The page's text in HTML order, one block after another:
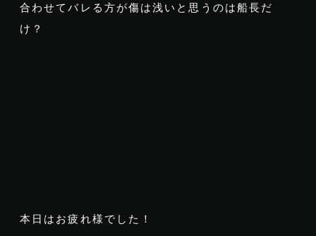
合わせてバレる方が傷は浅いと思うのは船長だ
け？
本日はお疲れ様でした！